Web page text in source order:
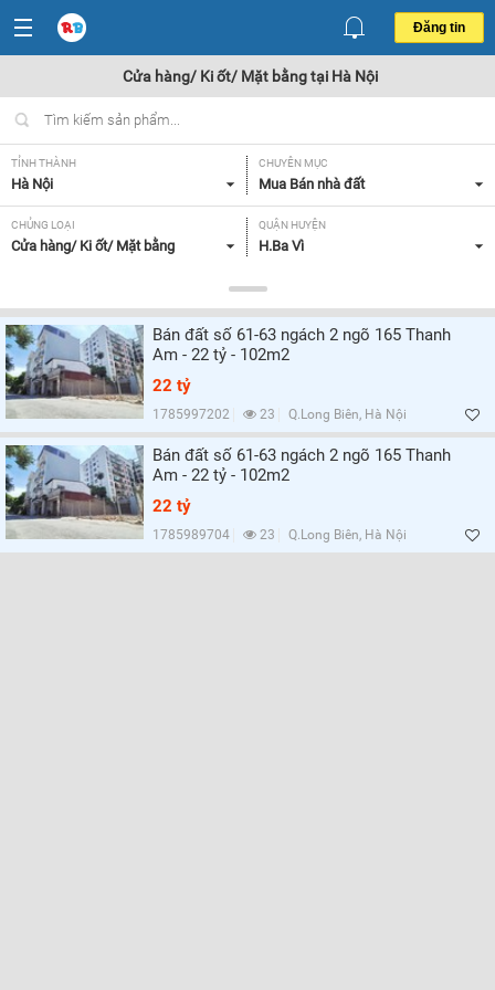
Đăng tin
Cửa hàng/ Ki ốt/ Mặt bằng tại Hà Nội
TỈNH THÀNH
Hà Nội
CHUYÊN MỤC
Mua Bán nhà đất
CHỦNG LOẠI
Cửa hàng/ Ki ốt/ Mặt bằng
QUẬN HUYỆN
H.Ba Vì
Tất cả
MỨC GIÁ
Tất cả
MẶT TIỀN
Tất cả
HƯỚNG
GIẤY TỜ PHÁP LÝ
Tất cả
Bán đất số 61-63 ngách 2 ngõ 165 Thanh
Am - 22 tỷ - 102m2
22 tỷ
1785997202 23 Q.Long Biên, Hà Nội
Bán đất số 61-63 ngách 2 ngõ 165 Thanh
Am - 22 tỷ - 102m2
22 tỷ
1785989704 23 Q.Long Biên, Hà Nội